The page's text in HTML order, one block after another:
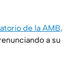
de la AMB,
a su